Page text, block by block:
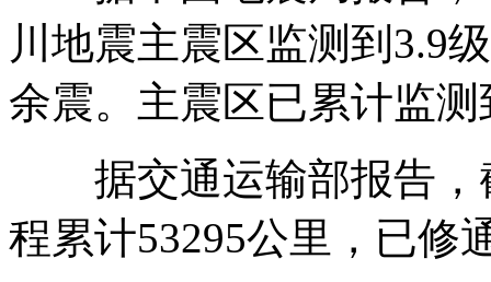
川地震主震区监测到3.9
余震。主震区已累计监测
据交通运输部报告，
程累计53295公里，已修